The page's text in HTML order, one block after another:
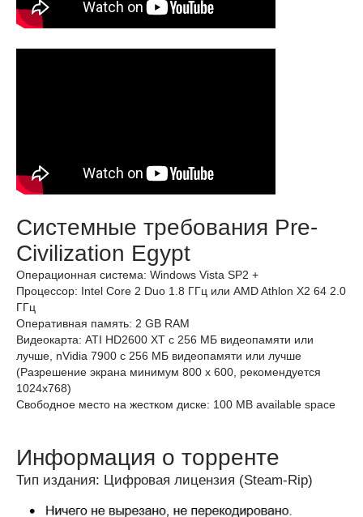
Системные требования Pre-
Civilization Egypt
Операционная система: Windows Vista SP2 +
Процессор: Intel Core 2 Duo 1.8 ГГц или AMD Athlon X2 64 2.0
ГГц
Оперативная память: 2 GB RAM
Видеокарта: ATI HD2600 XT с 256 МБ видеопамяти или
лучше, nVidia 7900 с 256 МБ видеопамяти или лучше
(Разрешение экрана минимум 800 х 600, рекомендуется
1024х768)
Свободное место на жестком диске: 100 MB available space
Информация о торренте
Тип издания: Цифровая лицензия (Steam-Rip)